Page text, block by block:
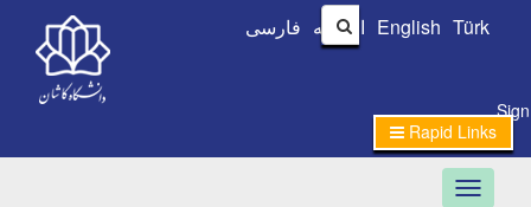
فارسی العربیه English Türk
Rapid Links
Toggle